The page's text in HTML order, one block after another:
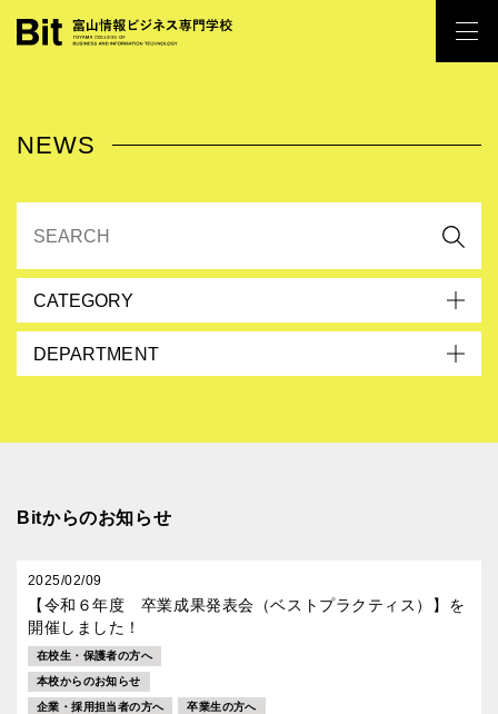
NEWS
CATEGORY
DEPARTMENT
Bitからのお知らせ
2025/02/09
【令和６年度 卒業成果発表会（ベストプラクティス）】を
開催しました！
在校生・保護者の方へ
本校からのお知らせ
企業・採用担当者の方へ 卒業生の方へ